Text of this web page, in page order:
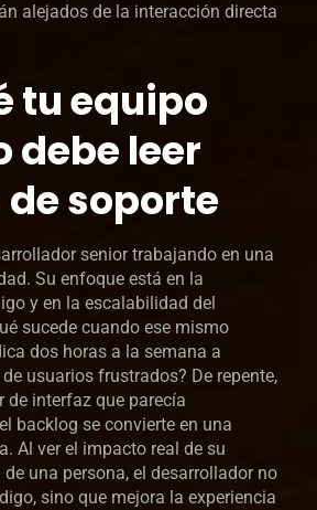
alejados de la interacción directa
tu equipo
debe leer
soporte
senior trabajando en una
Su enfoque está en la
y en la escalabilidad del
sucede cuando ese mismo
dos horas a la semana a
usuarios frustrados? De repente,
de interfaz que parecía
backlog se convierte en una
Al ver el impacto real de su
una persona, el desarrollador no
sino que mejora la experiencia